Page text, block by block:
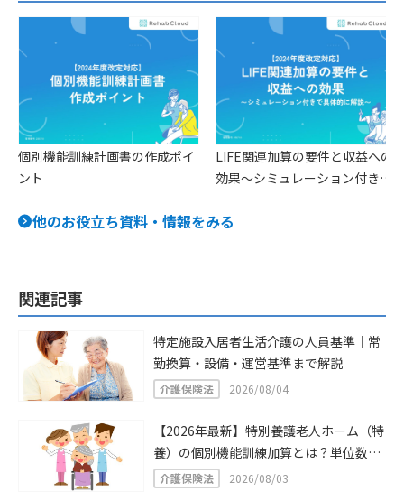
個別機能訓練計画書の作成ポイ
ント
LIFE関連加算の要件と収益への
効果〜シミュレーション付きで
他のお役立ち資料・情報をみる
関連記事
特定施設入居者生活介護の人員基準｜常
勤換算・設備・運営基準まで解説
介護保険法 2026/08/04
【2026年最新】特別養護老人ホーム（特
養）の個別機能訓練加算とは？単位数・
算定要件をわかりやすく解説
介護保険法 2026/08/03